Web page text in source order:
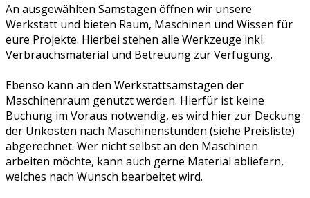
An ausgewählten Samstagen öffnen wir unsere
Werkstatt und bieten Raum, Maschinen und Wissen für
eure Projekte. Hierbei stehen alle Werkzeuge inkl.
Verbrauchsmaterial und Betreuung zur Verfügung.
Ebenso kann an den Werkstattsamstagen der
Maschinenraum genutzt werden. Hierfür ist keine
Buchung im Voraus notwendig, es wird hier zur Deckung
der Unkosten nach Maschinenstunden (siehe Preisliste)
abgerechnet. Wer nicht selbst an den Maschinen
arbeiten möchte, kann auch gerne Material abliefern,
welches nach Wunsch bearbeitet wird.